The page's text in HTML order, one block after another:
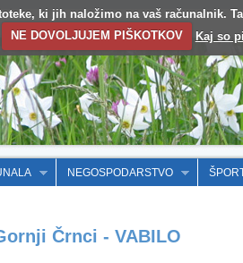
ki jih naložimo na vaš računalnik.
NE DOVOLJUJEM PIŠKOTKOV Kaj so
NEGOSPODARSTVO
Črnci - VABILO